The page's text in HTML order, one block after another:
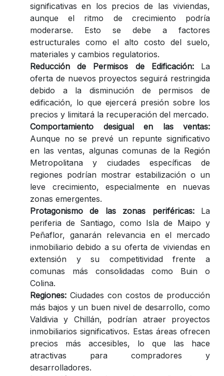
significativas en los precios de las viviendas,
aunque el ritmo de crecimiento podría
moderarse. Esto se debe a factores
estructurales como el alto costo del suelo,
materiales y cambios regulatorios.
Reducción de Permisos de Edificación: La
oferta de nuevos proyectos seguirá restringida
debido a la disminución de permisos de
edificación, lo que ejercerá presión sobre los
precios y limitará la recuperación del mercado.
Comportamiento desigual en las ventas:
Aunque no se prevé un repunte significativo
en las ventas, algunas comunas de la Región
Metropolitana y ciudades específicas de
regiones podrían mostrar estabilización o un
leve crecimiento, especialmente en nuevas
zonas emergentes.
Protagonismo de las zonas periféricas: La
periferia de Santiago, como Isla de Maipo y
Peñaflor, ganarán relevancia en el mercado
inmobiliario debido a su oferta de viviendas en
extensión y su competitividad frente a
comunas más consolidadas como Buin o
Colina.
Regiones: Ciudades con costos de producción
más bajos y un buen nivel de desarrollo, como
Valdivia y Chillán, podrían atraer proyectos
inmobiliarios significativos. Estas áreas ofrecen
precios más accesibles, lo que las hace
atractivas para compradores y
desarrolladores.